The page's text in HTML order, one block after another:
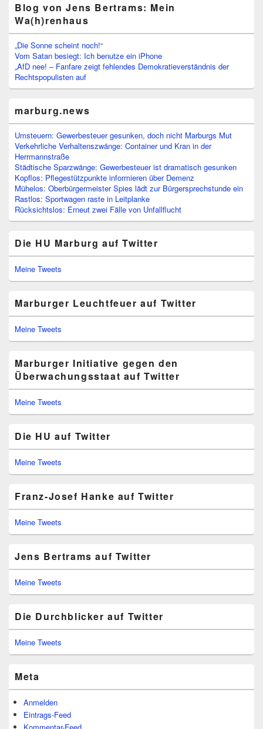
Blog von Jens Bertrams: Mein
Wa(h)renhaus
„Die Sonne scheint noch!“
Vom Satan besiegt: Ich benutze ein iPhone
„AfD nee! – Fanfare zeigt fehlendes Demokratieverständnis der
Rechtspopulisten auf
marburg.news
Umsteuern: Gewerbesteuer gesunken, doch nicht Marburgs Mut
Verkehrliche Verhaltenszwänge: Container und Kran in der
Herrmannstraße
Städtische Sparzwänge: Gewerbesteuer ist dramatisch gesunken
Kopflos: Pflegestützpunkte informieren über Demenz
Mühelos: Oberbürgermeister Spies lädt zur Bürgersprechstunde ein
Rastlos: Sportwagen raste in Leitplanke
Rücksichtslos: Erneut zwei Fälle von Unfallflucht
Die HU Marburg auf Twitter
Meine Tweets
Marburger Leuchtfeuer auf Twitter
Meine Tweets
Marburger Initiative gegen den
Überwachungsstaat auf Twitter
Meine Tweets
Die HU auf Twitter
Meine Tweets
Franz-Josef Hanke auf Twitter
Meine Tweets
Jens Bertrams auf Twitter
Meine Tweets
Die Durchblicker auf Twitter
Meine Tweets
Meta
Anmelden
Eintrags-Feed